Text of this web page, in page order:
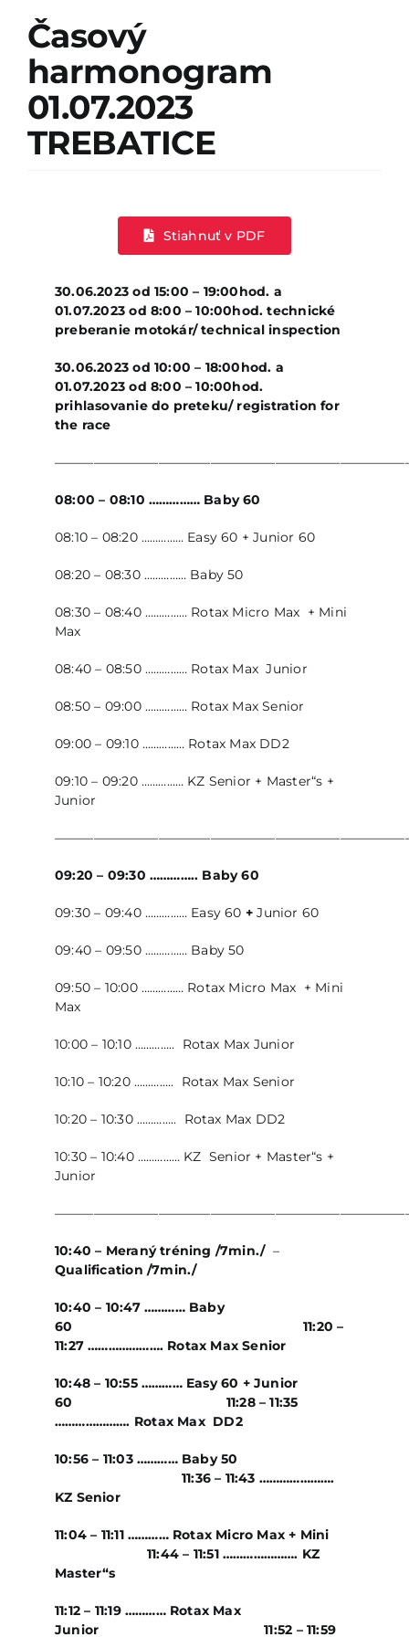
Časový
harmonogram
01.07.2023
TREBATICE
Stiahnuť v PDF
30.06.2023 od 15:00 – 19:00hod. a
01.07.2023 od 8:00 – 10:00hod. technické
preberanie motokár/technical inspection
30.06.2023od 10:00 – 18:00hod. a
01.07.2023 od 8:00 – 10:00hod.
prihlasovanie do preteku/registration for
the race
08:00 – 08:10 …………… Baby 60
08:10 – 08:20 …………… Easy 60 + Junior 60
08:20 – 08:30 …………… Baby 50
08:30 – 08:40 …………… Rotax Micro Max + Mini
Max
08:40 – 08:50 …………… Rotax Max Junior
08:50 – 09:00 …………… Rotax Max Senior
09:00 – 09:10 …………… Rotax Max DD2
09:10 – 09:20 …………… KZ Senior + Master“s +
Junior
09:20 – 09:30 ………….. Baby 60
09:30 – 09:40 …………… Easy 60 +Junior 60
09:40 – 09:50 …………… Baby 50
09:50 – 10:00 …………… Rotax Micro Max + Mini
Max
10:00 – 10:10 ………….. Rotax Max Junior
10:10 – 10:20 ………….. Rotax Max Senior
10:20 – 10:30 ………….. Rotax Max DD2
10:30 – 10:40 …………… KZ Senior + Master“s +
Junior
10:40 – Meraný tréning /7min./–
Qualification /7min./
10:40 – 10:47 ………… Baby
60 11:20 –
11:27 …………………. Rotax Max Senior
10:48 – 10:55 ………… Easy 60 + Junior
60 11:28 – 11:35
…………………. Rotax Max DD2
10:56 – 11:03 ………… Baby 50
11:36 – 11:43 ………………….
KZ Senior
11:04 – 11:11 ………… Rotax Micro Max + Mini
11:44 – 11:51 …………………. KZ
Master“s
11:12 – 11:19 ………… Rotax Max
Junior 11:52 – 11:59